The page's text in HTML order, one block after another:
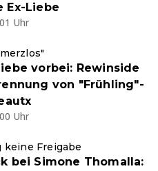
Ex-Liebe
Uhr
vorbei: Rewinside
von "Frühling"-
Uhr
keine Freigabe
bei Simone Thomalla: